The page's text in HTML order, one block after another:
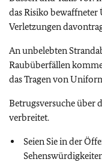
das Risiko bewaffneter
Verletzungen
An unbelebten
Raubüberfällen
das Tragen von
Betrugsversuche über
verbreitet.
Seien Sie in der